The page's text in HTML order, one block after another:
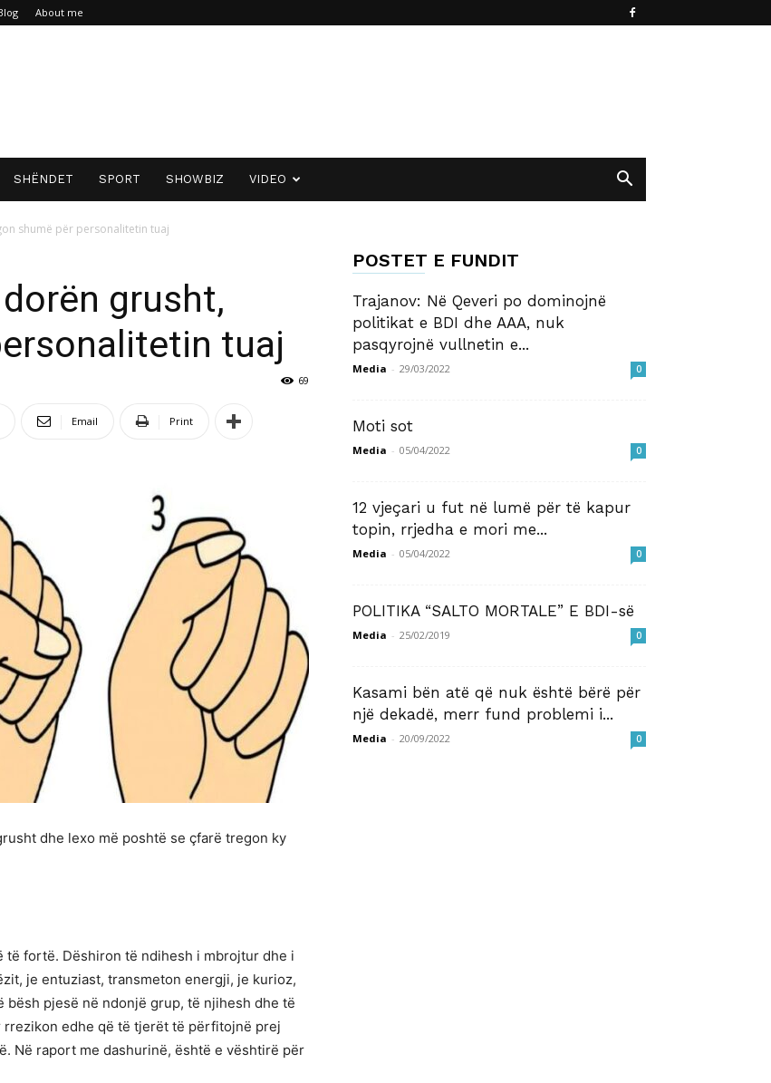
About me
SHËNDET SPORT SHOWBIZ VIDEO
shumë për personalitetin tuaj
grusht,
tuaj
69
Email Print
dhe lexo më poshtë se çfarë tregon ky
të fortë. Dëshiron të ndihesh i mbrojtur dhe i
je entuziast, transmeton energji, je kurioz,
pjesë në ndonjë grup, të njihesh dhe të
edhe që të tjerët të përfitojnë prej
Në raport me dashurinë, është e vështirë për
POSTET E FUNDIT
Trajanov: Në Qeveri po dominojnë
politikat e BDI dhe AAA, nuk
pasqyrojnë vullnetin e...
Media - 29/03/2022 0
Moti sot
Media - 05/04/2022 0
12 vjeçari u fut në lumë për të kapur
topin, rrjedha e mori me...
Media - 05/04/2022 0
POLITIKA “SALTO MORTALE” E BDI-së
Media - 25/02/2019 0
Kasami bën atë që nuk është bërë për
një dekadë, merr fund problemi i...
Media - 20/09/2022 0